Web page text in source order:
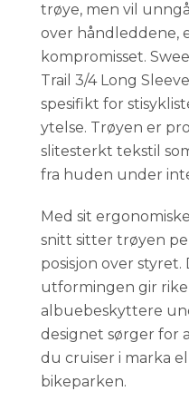
trøye, men vil
over håndleddene,
kompromisset.
Trail 3/4 Long
spesifikt for
ytelse. Trøyen er
slitesterkt tekstil
fra huden under
Med sit
snitt sitter trøyen
posisjon over styret.
utformingen gir
albuebeskyttere
designet sørger for
du cruiser i marka
bikeparken.